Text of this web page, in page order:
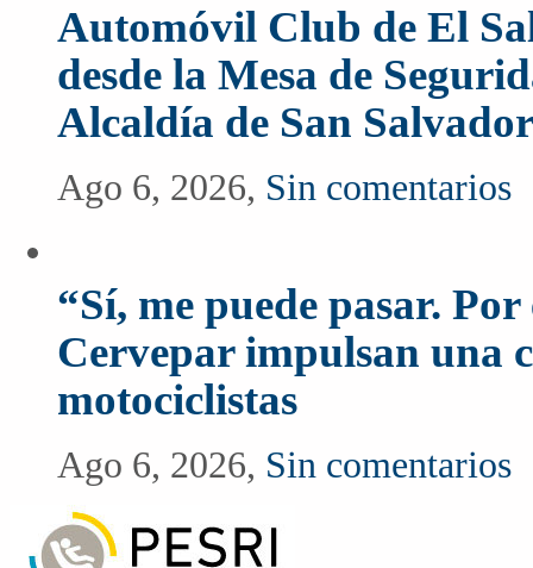
Automóvil Club de El
desde la Mesa de
Alcaldía de San Salvador
Ago 6, 2026, Sin comentarios
“Sí, me puede pasar.
Cervepar impulsan una
motociclistas
Ago 6, 2026, Sin comentarios